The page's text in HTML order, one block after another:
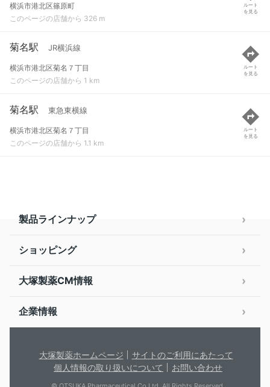
横浜市港北区篠原町
このページの店舗から 326 m
ルート
を見る
菊名駅 JR横浜線
横浜市港北区菊名７丁目
このページの店舗から 1 km
ルート
を見る
菊名駅 東急東横線
横浜市港北区菊名７丁目
このページの店舗から 1.1 km
ルート
を見る
製品ラインナップ
ショッピング
大塚製薬CM情報
企業情報
大塚製薬ホームページ
サイトのご利用にあたって
個人情報の取り扱いについて
お問い合わせ